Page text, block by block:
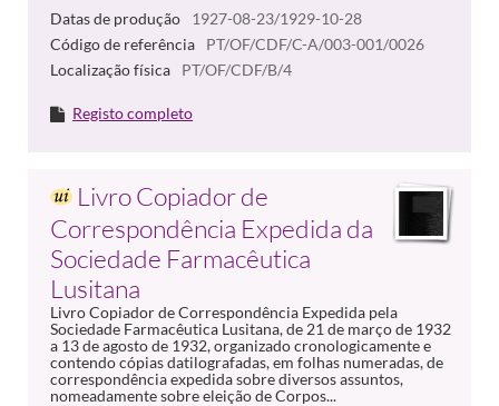
Datas de produção
1927-08-23/1929-10-28
Código de referência
PT/OF/CDF/C-A/003-001/0026
Localização física
PT/OF/CDF/B/4
Registo completo
Livro Copiador de
Correspondência Expedida da
Sociedade Farmacêutica
Lusitana
Livro Copiador de Correspondência Expedida pela
Sociedade Farmacêutica Lusitana, de 21 de março de 1932
a 13 de agosto de 1932, organizado cronologicamente e
contendo cópias datilografadas, em folhas numeradas, de
correspondência expedida sobre diversos assuntos,
nomeadamente sobre eleição de Corpos...